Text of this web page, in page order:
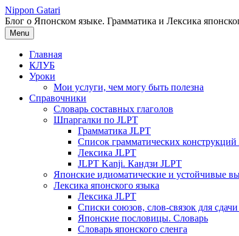
Перейти
к
содержимому
Nippon Gatari
Блог о Японском языке. Грамматика и Лексика
Menu
Главная
КЛУБ
Уроки
Мои услуги, чем могу быть полезна
Справочники
Словарь составных глаголов
Шпаргалки по JLPT
Грамматика JLPT
Список грамматических
Лексика JLPT
JLPT Kanji. Кандзи JLPT
Японские идиоматические и устойчивые
Лексика японского языка
Лексика JLPT
Списки союзов, слов-связок для
Японские пословицы. Словарь
Словарь японского сленга